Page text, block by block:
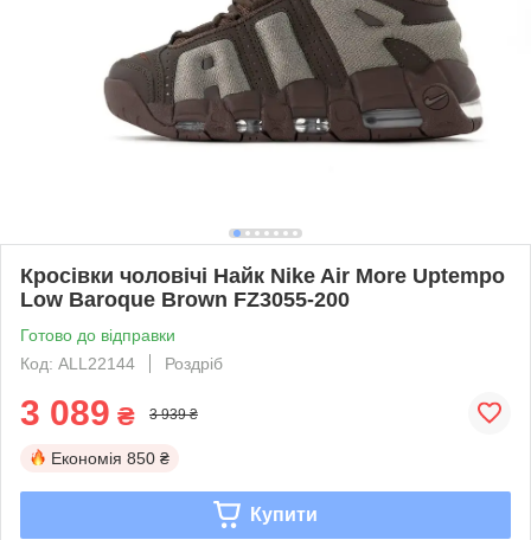
Кросівки чоловічі Найк Nike Air More Uptempo
Low Baroque Brown FZ3055-200
Готово до відправки
Код: ALL22144
Роздріб
3 089 ₴ 3 939 ₴
Економія 850 ₴
Купити